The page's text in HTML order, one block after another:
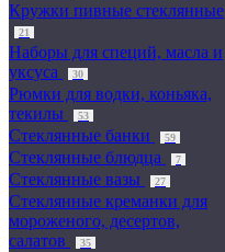
Кружки пивные стеклянные
21
Наборы для специй, масла и
уксуса
30
Рюмки для водки, коньяка,
текилы
53
Стеклянные банки 59
Стеклянные блюдца 7
Стеклянные вазы 27
Стеклянные креманки для
мороженого, десертов,
салатов
35